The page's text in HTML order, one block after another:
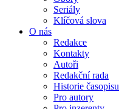
Seriály
Klíčová slova
O nás
Redakce
Kontakty
Autoři
Redakční rada
Historie časopisu
Pro autory